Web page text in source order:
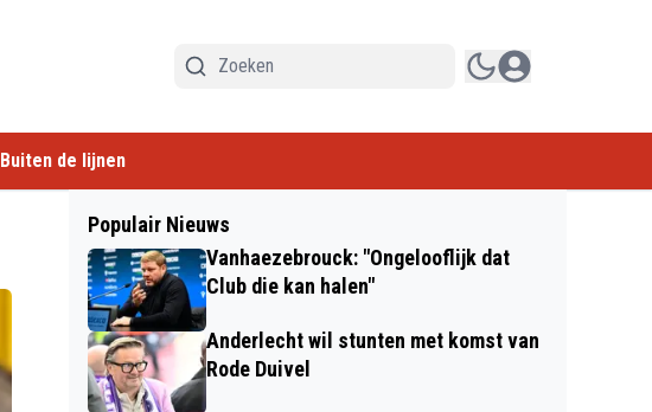
Buiten de lijnen
Populair Nieuws
Vanhaezebrouck: "Ongelooflijk dat
Club die kan halen"
Anderlecht wil stunten met komst van
Rode Duivel